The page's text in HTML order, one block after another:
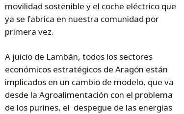
movilidad sostenible y el coche eléctrico que
ya se fabrica en nuestra comunidad por
primera vez.
A juicio de Lambán, todos los sectores
económicos estratégicos de Aragón están
implicados en un cambio de modelo, que va
desde la Agroalimentación con el problema
de los purines, el despegue de las energías